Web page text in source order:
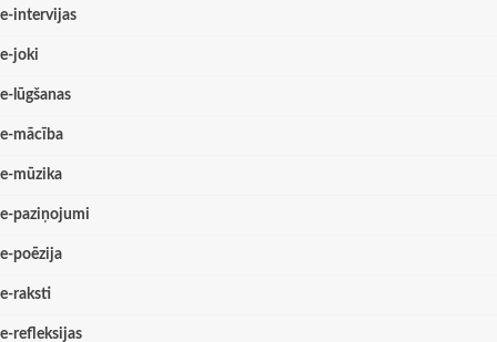
e-intervijas
e-joki
e-lūgšanas
e-mācība
e-mūzika
e-paziņojumi
e-poēzija
e-raksti
e-refleksijas